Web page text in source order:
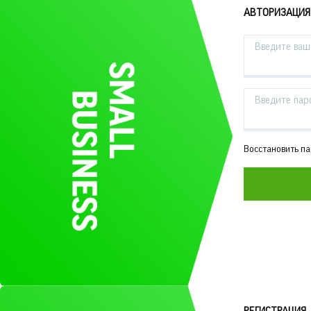
АВТОРИЗАЦИЯ
Введите
Введите
Восстановить